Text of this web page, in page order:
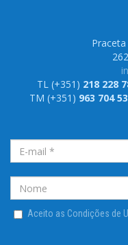
TL (+351) 218 228
TM (+351) 963 704
Aceito as Condições de